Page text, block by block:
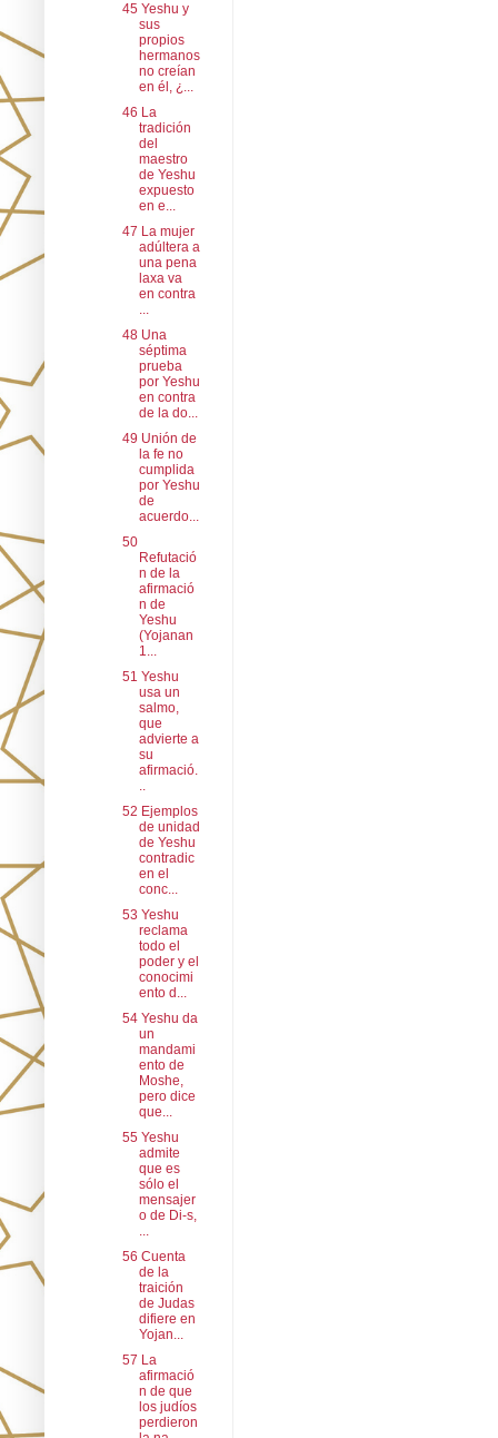
45 Yeshu y
sus
propios
hermanos
no creían
en él, ¿...
46 La
tradición
del
maestro
de Yeshu
expuesto
en e...
47 La mujer
adúltera a
una pena
laxa va
en contra
...
48 Una
séptima
prueba
por Yeshu
en contra
de la do...
49 Unión de
la fe no
cumplida
por Yeshu
de
acuerdo...
50
Refutació
n de la
afirmació
n de
Yeshu
(Yojanan
1...
51 Yeshu
usa un
salmo,
que
advierte a
su
afirmació.
..
52 Ejemplos
de unidad
de Yeshu
contradic
en el
conc...
53 Yeshu
reclama
todo el
poder y el
conocimi
ento d...
54 Yeshu da
un
mandami
ento de
Moshe,
pero dice
que...
55 Yeshu
admite
que es
sólo el
mensajer
o de Di-s,
...
56 Cuenta
de la
traición
de Judas
difiere en
Yojan...
57 La
afirmació
n de que
los judíos
perdieron